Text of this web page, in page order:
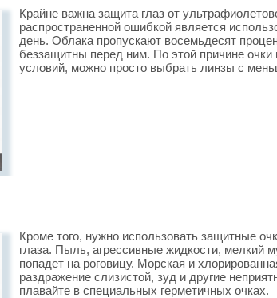
Крайне важна защита глаз от
распространенной ошибкой является
день. Облака пропускают восемьдесят
беззащитны перед ним. По этой причине очки
условий, можно просто выбрать линзы с
Кроме того, нужно использовать защитные
глаза. Пыль, агрессивные жидкости, мелкий
попадет на роговицу. Морская и
раздражение слизистой, зуд и другие
плавайте в специальных герметичных очках.